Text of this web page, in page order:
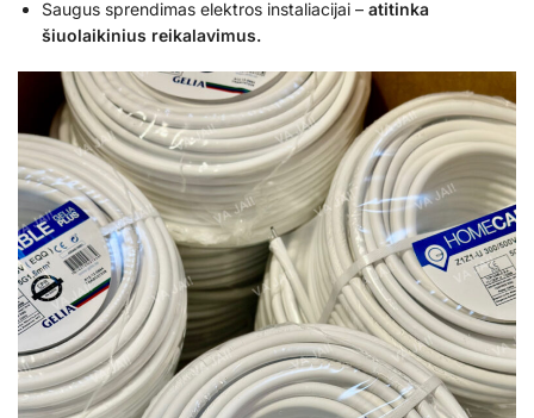
Saugus sprendimas elektros instaliacijai – atitinka
šiuolaikinius reikalavimus.